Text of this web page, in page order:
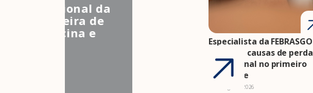
3º Congresso Nacional da
Associação Brasileira de
Estudos em Medicina e
Especialista da FEBRASGO
comenta causas de perda
gestacional no primeiro
trimestre
07 ago. de 2026